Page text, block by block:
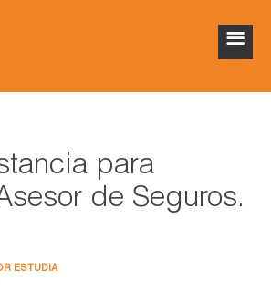
para
de Seguros.
ESTUDIA